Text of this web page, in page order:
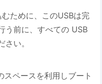
ために、このUSBは完
う前に、すべての USB
い。
スペースを利用しブート